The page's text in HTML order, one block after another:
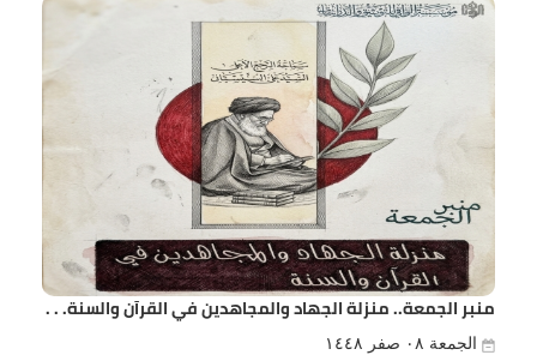
منبر الجمعة.. منزلة الجهاد والمجاهدين في القرآن والسنة. . .
الجمعة ٠٨ صفر ١٤٤٨